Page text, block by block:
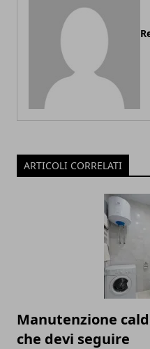
ARTICOLI CORRELATI
Manutenzione
che devi seguire